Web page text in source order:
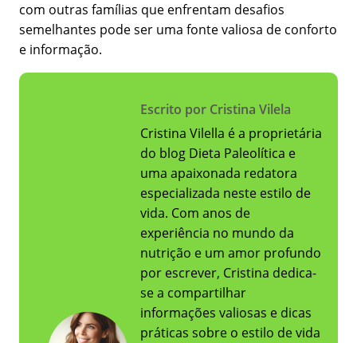
com outras famílias que enfrentam desafios
semelhantes pode ser uma fonte valiosa de conforto
e informação.
Escrito por Cristina Vilela
Cristina Vilella é a proprietária
do blog Dieta Paleolítica e
uma apaixonada redatora
especializada neste estilo de
vida. Com anos de
experiência no mundo da
nutrição e um amor profundo
por escrever, Cristina dedica-
se a compartilhar
informações valiosas e dicas
práticas sobre o estilo de vida